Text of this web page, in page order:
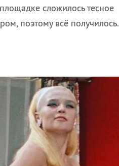
сложилось тесное
поэтому всё получилось.